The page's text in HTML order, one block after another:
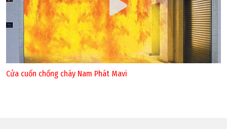
Cửa cuốn chống cháy Nam Phát Mavi